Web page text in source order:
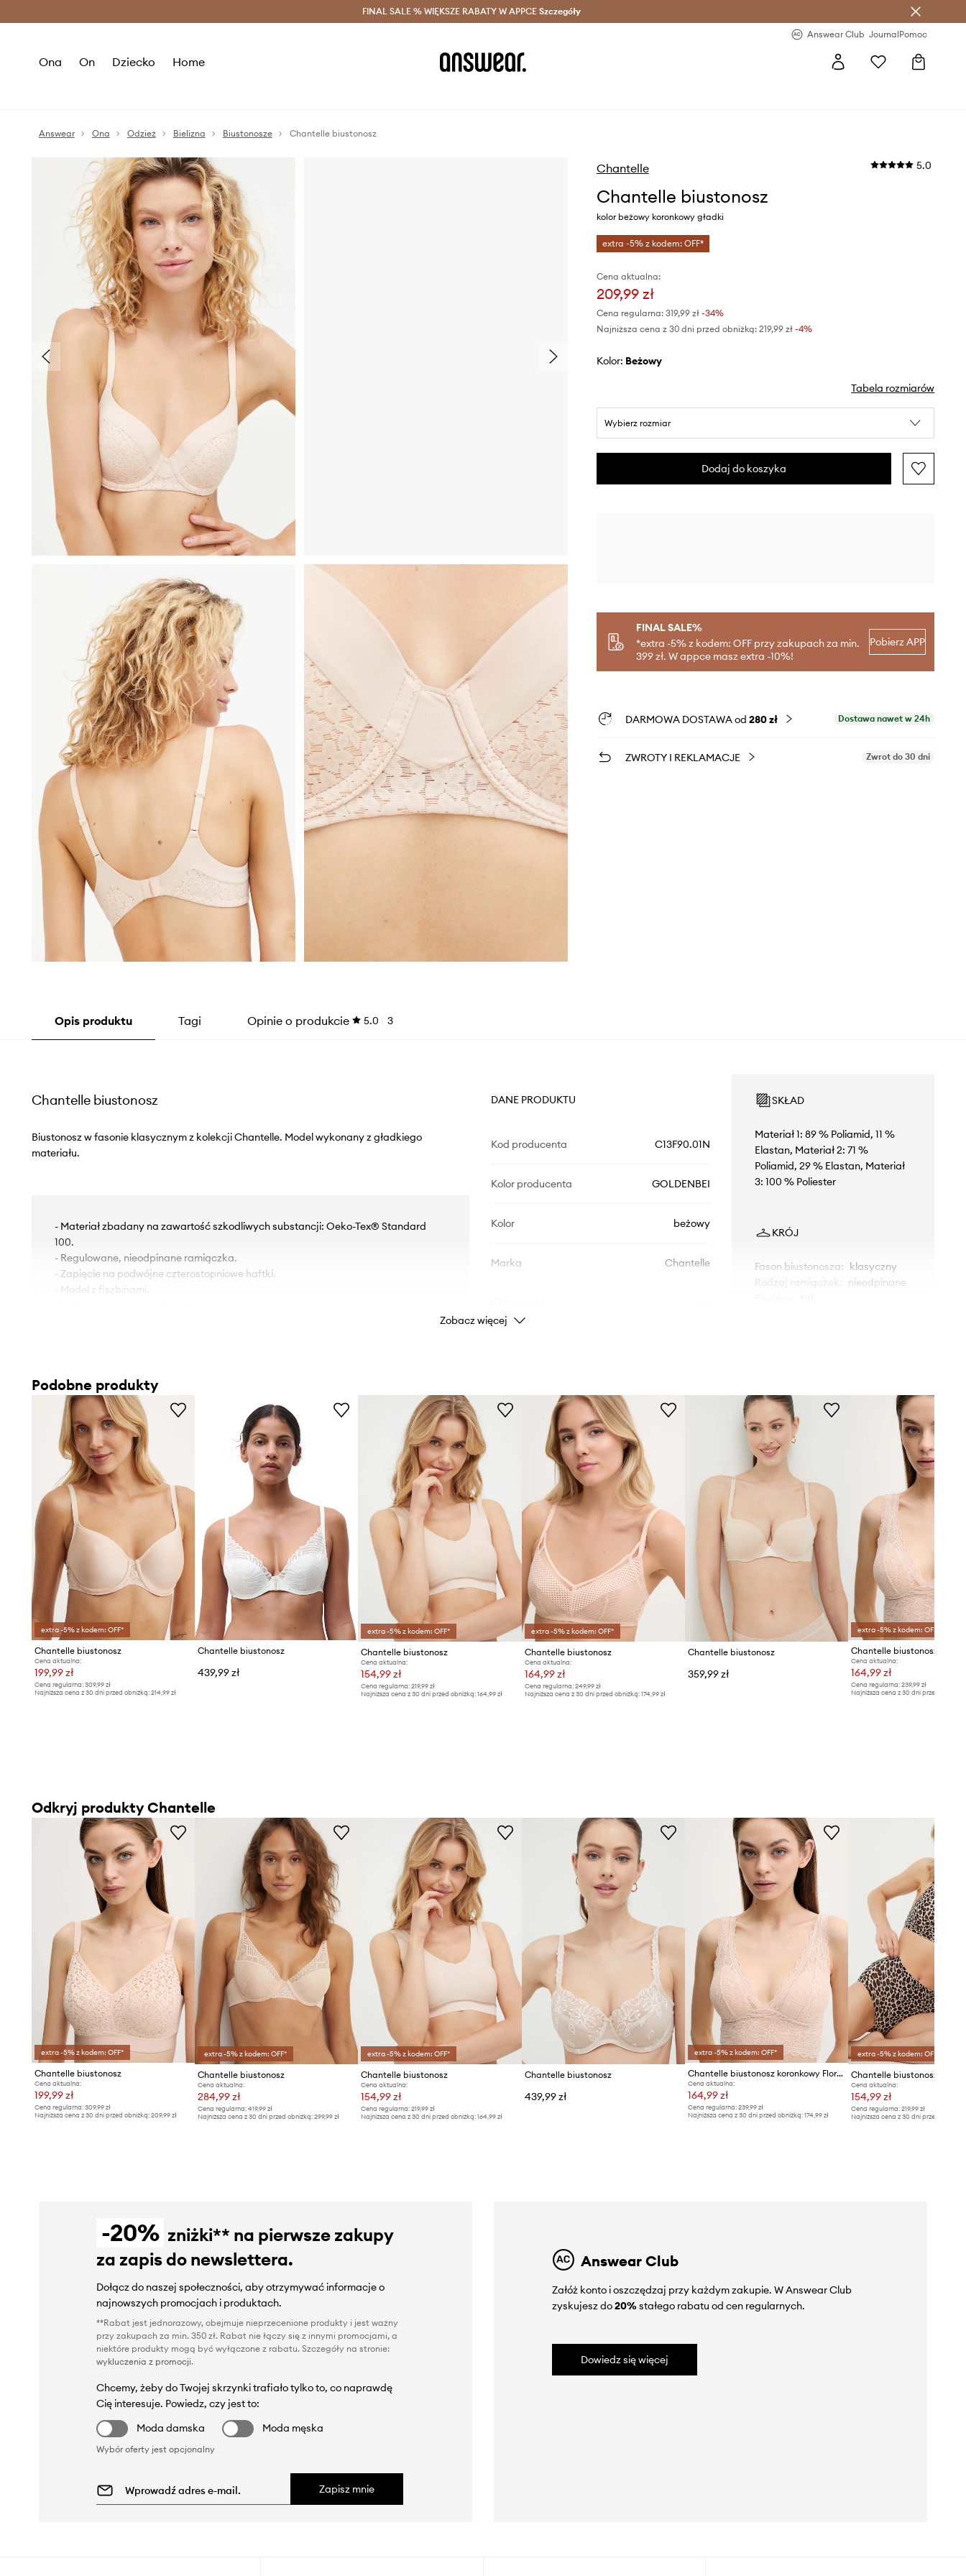
Oszczędzaj z Answear Club > Dostawa nawet w 24h >
FINAL SALE % WIĘKSZE RABATY W APPCE Szczegóły
Answear Club JournalPomoc
Ona On Dziecko Home
Answear Ona Odzież Bielizna Biustonosze Chantelle biustonosz
Chantelle 5.0
Chantelle biustonosz
kolor beżowy koronkowy gładki
extra -5% z kodem: OFF*
Cena aktualna:
209,99 zł
Cena regularna: 319,99 zł-34%
Najniższa cena z 30 dni przed obniżką: 219,99 zł -4%
Kolor: beżowy
Tabela rozmiarów
Wybierz rozmiar
Dodaj do koszyka
FINAL SALE%
*extra -5% z kodem: OFF przy zakupach za min.
399 zł. W appce masz extra -10%!
Pobierz APP
DARMOWA DOSTAWA od 280 zł Dostawa nawet w 24h
ZWROTY I REKLAMACJE Zwrot do 30 dni
Opis produktu Tagi Opinie o produkcie 5.0 3
Chantelle biustonosz
Biustonosz w fasonie klasycznym z kolekcji Chantelle. Model wykonany z gładkiego
materiału.
- Materiał zbadany na zawartość szkodliwych substancji: Oeko-Tex® Standard
100.
- Regulowane, nieodpinane ramiączka.
- Zapięcie na podwójne czterostopniowe haftki.
- Model z fiszbinami.
DANE PRODUKTU
Kod producenta C13F90.01N
Kolor producenta GOLDENBEI
Kolor beżowy
Marka Chantelle
SKŁAD
Materiał 1: 89 % Poliamid, 11 %
Elastan, Materiał 2: 71 %
Poliamid, 29 % Elastan, Materiał
3: 100 % Poliester
KRÓJ
Fason biustonosza: klasyczny
Rodzaj ramiączek
nieodpinane
usztywnienie
Zobacz więcej
Podobne produkty
extra -5% z kodem: OFF*
Chantelle biustonosz
Cena aktualna:
199,99 zł
Cena regularna: 309,99 zł
Najniższa cena z 30 dni przed obniżką: 214,99 zł
Chantelle biustonosz
439,99 zł
extra -5% z kodem: OFF*
Chantelle biustonosz
Cena aktualna:
154,99 zł
Cena regularna: 219,99 zł
Najniższa cena z 30 dni przed obniżką: 164,99 zł
extra -5% z kodem: OFF*
Chantelle biustonosz
Cena aktualna:
164,99 zł
Cena regularna: 249,99 zł
Najniższa cena z 30 dni przed obniżką: 174,99 zł
Chantelle biustonosz
359,99 zł
extra -5% z kodem: OFF*
Cena aktualna:
164,99 zł
Cena regularna: 239,99 zł
Najniższa cena z 30 dni przed obniżką:
Odkryj produkty Chantelle
extra -5% z kodem: OFF*
Chantelle biustonosz
Cena aktualna:
199,99 zł
Cena regularna: 309,99 zł
Najniższa cena z 30 dni przed obniżką: 209,99 zł
extra -5% z kodem: OFF*
Chantelle biustonosz
Cena aktualna:
284,99 zł
Cena regularna:419,99 zł
Najniższa cena z 30 dni przed obniżką:299,99 zł
extra -5% z kodem: OFF*
Chantelle biustonosz
Cena aktualna:
154,99 zł
Cena regularna: 219,99 zł
Najniższa cena z 30 dni przed obniżką: 164,99 zł
Chantelle biustonosz
439,99 zł
extra -5% z kodem: OFF*
Chantelle biustonosz koronkowy Floral Touch
Cena aktualna:
164,99 zł
Cena regularna:239,99 zł
Najniższa cena z 30 dni przed obniżką:174,99 zł
extra -5% z kodem: OFF*
Chantelle biustonosz
Cena aktualna:
154,99 zł
Cena regularna: 219,99 zł
Najniższa cena z 30 dni przed obniżką:
-20% zniżki** na pierwsze zakupy
za zapis do newslettera.
Dołącz do naszej społeczności, aby otrzymywać informacje o
najnowszych promocjach i produktach.
**Rabat jest jednorazowy, obejmuje nieprzecenione produkty i jest ważny
przy zakupach za min. 350 zł. Rabat nie łączy się z innymi promocjami, a
niektóre produkty mogą być wyłączone z rabatu. Szczegóły na stronie:
wykluczenia z promocji.
Chcemy, żeby do Twojej skrzynki trafiało tylko to, co naprawdę
Cię interesuje. Powiedz, czy jest to:
Moda damska
Moda męska
Wybór oferty jest opcjonalny
Zapisz mnie
Answear Club
Załóż konto i oszczędzaj przy każdym zakupie. W Answear Club
zyskujesz do20%stałego rabatu od cen regularnych.
Dowiedz się więcej